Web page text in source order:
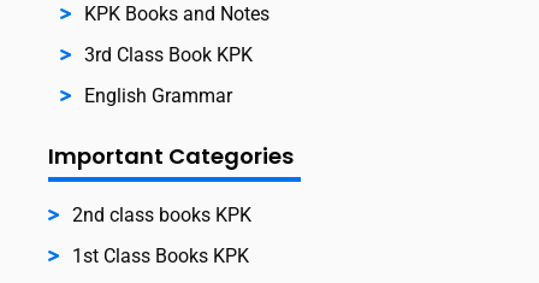
KPK Books and Notes
3rd Class Book KPK
English Grammar
Important Categories
2nd class books KPK
1st Class Books KPK